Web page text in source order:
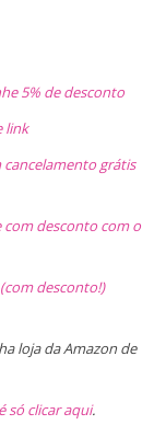
5% de desconto
link
grátis
com desconto com o
desconto!)
loja da Amazon de
só clicar aqui.